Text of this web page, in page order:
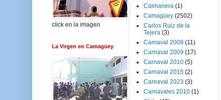
click en la imagen
La Virgen en Camagüey
Caimanera (1)
Camagüey (2502)
Carlos Ruiz de la
Tejera (3)
Carnaval 2008 (11)
Carnaval 2009 (17)
Carnaval 2010 (5)
Carnaval 2015 (2)
Carnaval 2023 (3)
Carnavales 2010 (1)